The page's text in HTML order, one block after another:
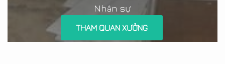
Nhân sự
THAM QUAN XƯỞNG